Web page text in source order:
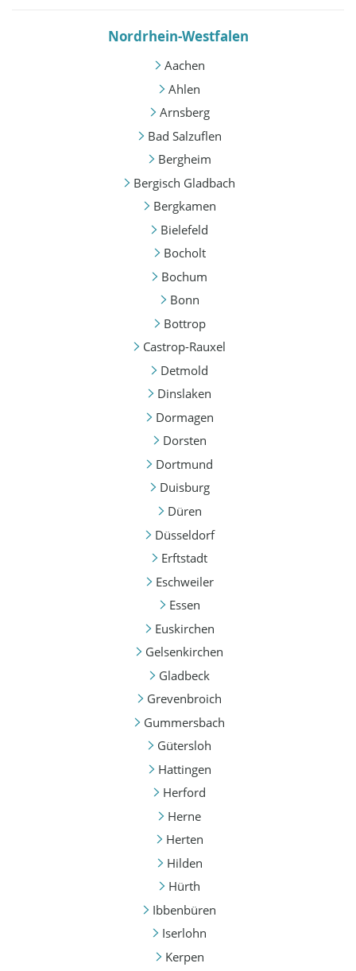
Nordrhein-Westfalen
Aachen
Ahlen
Arnsberg
Bad Salzuflen
Bergheim
Bergisch Gladbach
Bergkamen
Bielefeld
Bocholt
Bochum
Bonn
Bottrop
Castrop-Rauxel
Detmold
Dinslaken
Dormagen
Dorsten
Dortmund
Duisburg
Düren
Düsseldorf
Erftstadt
Eschweiler
Essen
Euskirchen
Gelsenkirchen
Gladbeck
Grevenbroich
Gummersbach
Gütersloh
Hattingen
Herford
Herne
Herten
Hilden
Hürth
Ibbenbüren
Iserlohn
Kerpen